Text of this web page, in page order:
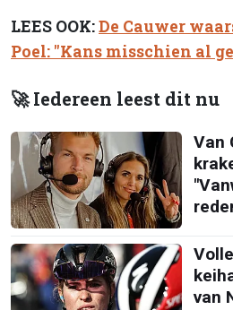
LEES OOK:De Cauwer
Poel: "Kans misschien al
🚀 Iedereen leest dit nu
Van
van